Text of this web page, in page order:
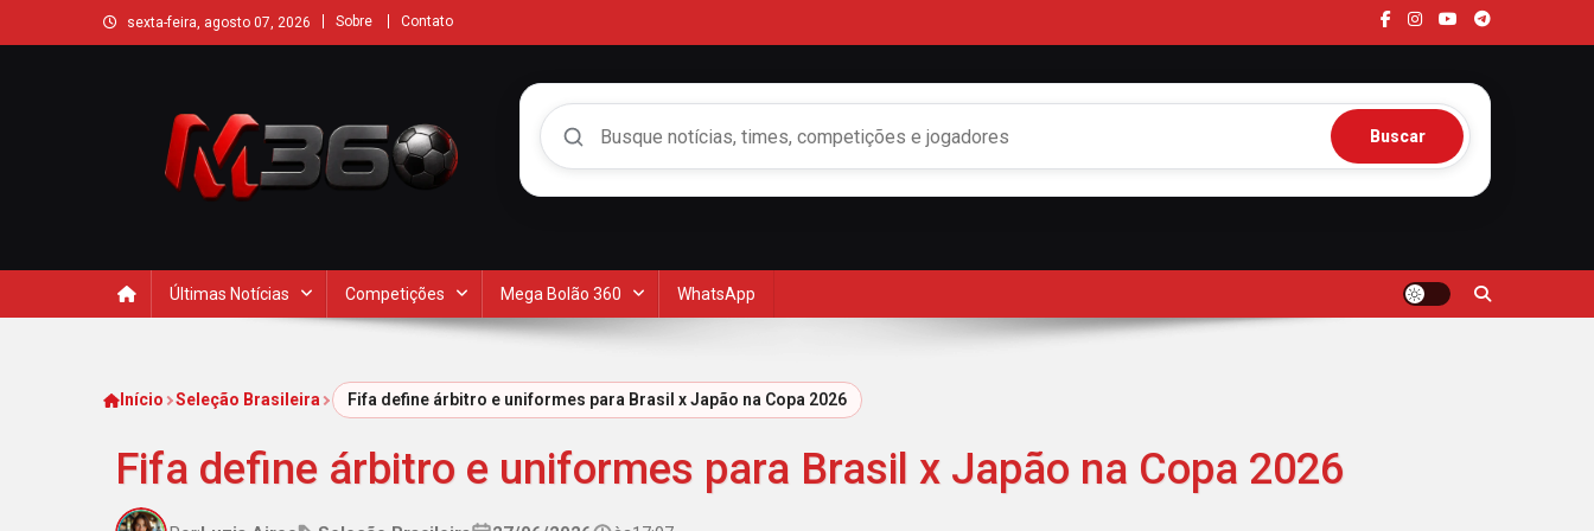
sexta-feira, agosto 07, 2026 Sobre Contato
Buscar no Mengão 360
Buscar
Últimas Notícias Competições Mega Bolão 360 WhatsApp
Início Seleção Brasileira Fifa define árbitro e uniformes para Brasil x Japão na Copa 2026
Fifa define árbitro e uniformes para Brasil x Japão na Copa 2026